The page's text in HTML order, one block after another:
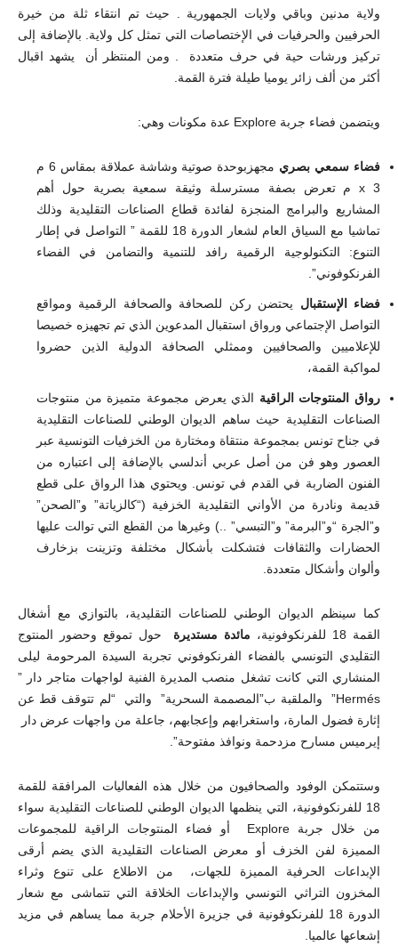
ولاية مدنين وباقي ولايات الجمهورية . حيث تم انتقاء ثلة من خيرة
الحرفيين والحرفيات في الإختصاصات التي تمثل كل ولاية. بالإضافة إلى
تركيز ورشات حية في حرف متعددة . ومن المنتظر أن يشهد اقبال
أكثر من ألف زائر يوميا طيلة فترة القمة.
ويتضمن فضاء جربة Explore عدة مكونات وهي:
فضاء سمعي بصري
مجهزبوحدة صوتية وشاشة عملاقة بمقاس 6 م
x 3 م تعرض بصفة مسترسلة وثيقة سمعية بصرية حول أهم
المشاريع والبرامج المنجزة لفائدة قطاع الصناعات التقليدية وذلك
تماشيا مع السياق العام لشعار الدورة 18 للقمة ” التواصل في إطار
التنوع: التكنولوجية الرقمية رافد للتنمية والتضامن في الفضاء
الفرنكوفوني”.
فضاء الإستقبال يحتضن ركن للصحافة والصحافة الرقمية ومواقع
التواصل الإجتماعي ورواق استقبال المدعوين الذي تم تجهيزه خصيصا
للإعلاميين والصحافيين وممثلي الصحافة الدولية الذين حضروا
لمواكبة القمة،
رواق المنتوجات الراقية الذي يعرض مجموعة متميزة من منتوجات
الصناعات التقليدية حيث ساهم الديوان الوطني للصناعات التقليدية
في جناح تونس بمجموعة منتقاة ومختارة من الخزفيات التونسية عبر
العصور وهو فن من أصل عربي أندلسي بالإضافة إلى اعتباره من
الفنون الضاربة في القدم في تونس. ويحتوي هذا الرواق على قطع
قديمة ونادرة من الأواني التقليدية الخزفية (“كالزياتة” و”الصحن”
و”الجرة “و”البرمة” و”التبسي” ..) وغيرها من القطع التي توالت عليها
الحضارات والثقافات فتشكلت بأشكال مختلفة وتزينت بزخارف
وألوان وأشكال متعددة.
كما سينظم الديوان الوطني للصناعات التقليدية، بالتوازي مع أشغال
القمة 18 للفرنكوفونية،
مائدة مستديرة حول تموقع وحضور المنتوج
التقليدي التونسي بالفضاء الفرنكوفوني تجربة السيدة المرحومة ليلى
المنشاري التي كانت تشغل منصب المديرة الفنية لواجهات متاجر دار ”
Hermés” والملقبة ب”المصممة السحرية” والتي “لم تتوقف قط عن
إثارة فضول المارة، واستغرابهم وإعجابهم، جاعلة من واجهات عرض دار
إيرميس مسارح مزدحمة ونوافذ مفتوحة”.
وستتمكن الوفود والصحافيون من خلال هذه الفعاليات المرافقة للقمة
18 للفرنكوفونية، التي ينظمها الديوان الوطني للصناعات التقليدية سواء
من خلال جربة Explore أو فضاء المنتوجات الراقية للمجموعات
المميزة لفن الخزف أو معرض الصناعات التقليدية الذي يضم أرقى
الإبداعات الحرفية المميزة للجهات، من الاطلاع على تنوع وثراء
المخزون التراثي التونسي والإبداعات الخلاقة التي تتماشى مع شعار
الدورة 18 للفرنكوفونية في جزيرة الأحلام جربة مما يساهم في مزيد
إشعاعها عالميا.